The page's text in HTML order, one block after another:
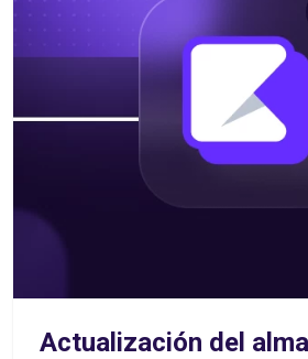
Actualización del